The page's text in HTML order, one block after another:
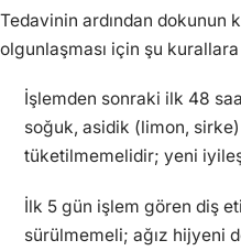
Tedavinin ardından dokunun
olgunlaşması için şu
İşlemden sonraki ilk 48
soğuk, asidik (limon, sirke)
tüketilmemelidir; yeni
İlk 5 gün işlem gören diş
sürülmemeli; ağız hijyeni